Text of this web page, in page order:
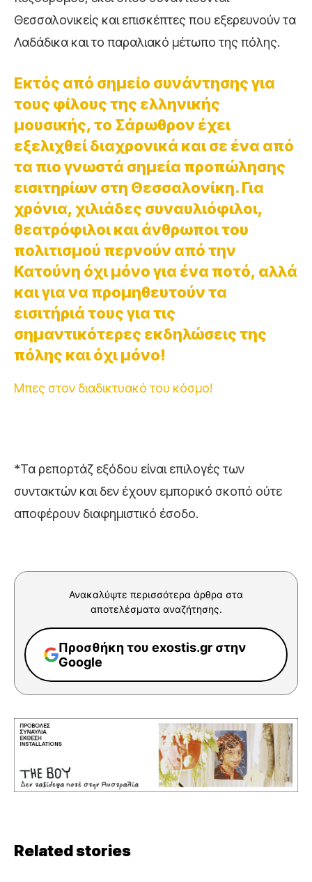
Θεσσαλονικείς και επισκέπτες που εξερευνούν τα
Λαδάδικα και το παραλιακό μέτωπο της πόλης.
Εκτός από σημείο συνάντησης για
τους φίλους της ελληνικής
μουσικής, το Σάρωθρον έχει
εξελιχθεί διαχρονικά και σε ένα από
τα πιο γνωστά σημεία προπώλησης
εισιτηρίων στη Θεσσαλονίκη. Για
χρόνια, χιλιάδες συναυλιόφιλοι,
θεατρόφιλοι και άνθρωποι του
πολιτισμού περνούν από την
Κατούνη όχι μόνο για ένα ποτό, αλλά
και για να προμηθευτούν τα
εισιτήριά τους για τις
σημαντικότερες εκδηλώσεις της
πόλης και όχι μόνο!
Μπες στον διαδικτυακό του κόσμο!
*Τα ρεπορτάζ εξόδου είναι επιλογές των
συντακτών και δεν έχουν εμπορικό σκοπό ούτε
αποφέρουν διαφημιστικό έσοδο.
Ανακαλύψτε περισσότερα άρθρα στα
αποτελέσματα αναζήτησης.
Προσθήκη του exostis.gr στην
Google
Related stories